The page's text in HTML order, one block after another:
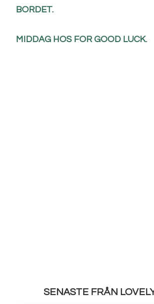
BORDET.
MIDDAG HOS FOR GOOD LUCK.
SENASTE FRÅN